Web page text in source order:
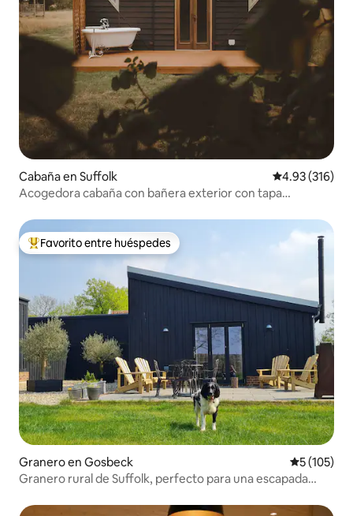
Cabaña en Suffolk Calificación
4.93 (316)
Acogedora cabaña con bañera exterior con tapa
Favorito entre huéspedes preferido
Favorito entre huéspedes
Granero en Gosbeck
5 (105)
Granero rural de Suffolk, perfecto para una escapada